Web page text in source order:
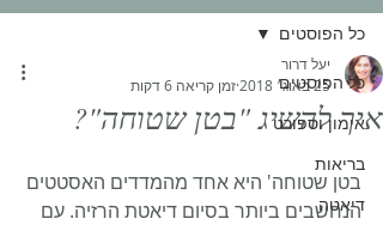
כל הפוסטים
אימון וספורט
בריאות
דיאטה
כל הפוסטים
איך להשיג "בטן שטוחה"?
יעל דרור
25 באוג׳ 2018
זמן קריאה 6 דקות
בטן שטוחה' היא אחד מהמדדים האסטטים
הנחשבים ביותר בסיום דיאטת הרזיה. עם